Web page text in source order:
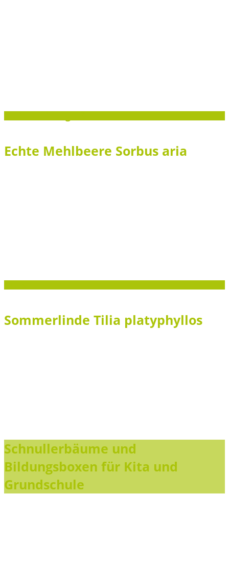
Echte Mehlbeere Sorbus aria
Sommerlinde Tilia platyphyllos
Schnullerbäume und
Bildungsboxen für Kita und
Grundschule